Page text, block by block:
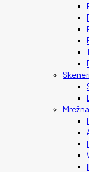
Skeneri